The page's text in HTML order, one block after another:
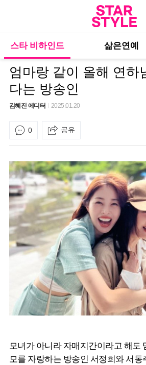
스타 비하인드 삶은연예
엄마랑 같이 올해 연하
다는 방송인
김혜진 에디터 2025.01.20
0 공유
모녀가 아니라 자매지간이라고 해도
모를 자랑하는 방송인 서정희와 서동